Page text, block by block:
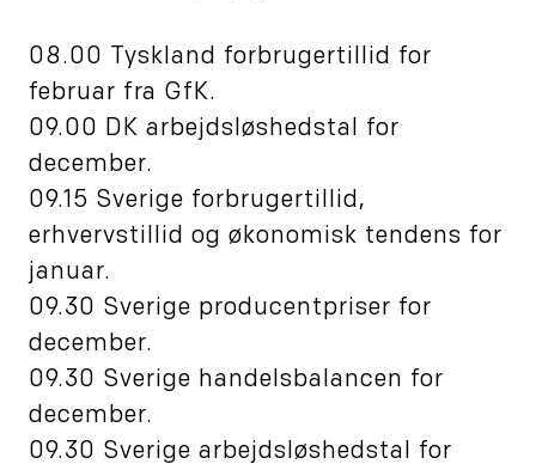
08.00 Tyskland forbrugertillid for
februar fra GfK.
09.00 DK arbejdsløshedstal for
december.
09.15 Sverige forbrugertillid,
erhvervstillid og økonomisk tendens for
januar.
09.30 Sverige producentpriser for
december.
09.30 Sverige handelsbalancen for
december.
09.30 Sverige arbejdsløshedstal for